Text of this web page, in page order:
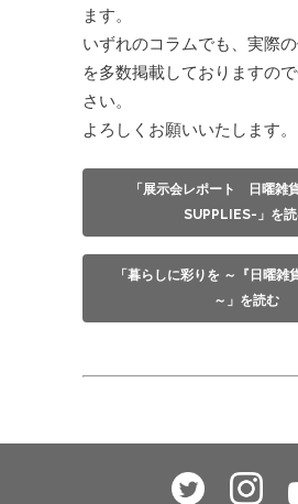
ます。
いずれのコラムでも、実際
を多数掲載しておりますの
さい。
よろしくお願いいたします。
「展示会レポート 日曜雑
SUPPLIES-」を
「暮らしに彩りを ～『日曜
～」を読む